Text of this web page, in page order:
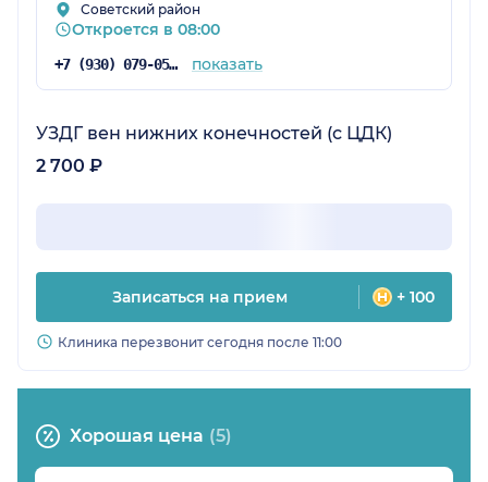
Советский район
Откроется в 08:00
+7 (930) 079-05-21 показать
УЗДГ вен нижних конечностей (с ЦДК)
2 700 ₽
Записаться на прием + 100
Клиника перезвонит сегодня после 11:00
Хорошая цена (5)